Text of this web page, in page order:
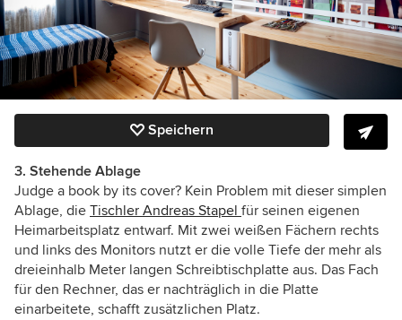
Speichern
3. Stehende Ablage
Judge a book by its cover? Kein Problem mit dieser simplen
Ablage, die Tischler Andreas Stapel für seinen eigenen
Heimarbeitsplatz entwarf. Mit zwei weißen Fächern rechts
und links des Monitors nutzt er die volle Tiefe der mehr als
dreieinhalb Meter langen Schreibtischplatte aus. Das Fach
für den Rechner, das er nachträglich in die Platte
einarbeitete, schafft zusätzlichen Platz.